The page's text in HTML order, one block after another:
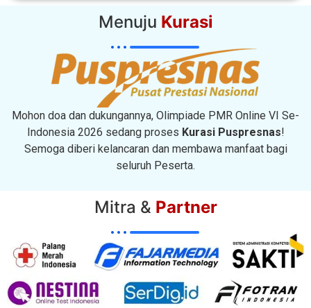
Menuju Kurasi
Mohon doa dan dukungannya, Olimpiade PMR Online VI Se-
Indonesia 2026 sedang proses Kurasi Puspresnas!
Semoga diberi kelancaran dan membawa manfaat bagi
seluruh Peserta.
Mitra & Partner